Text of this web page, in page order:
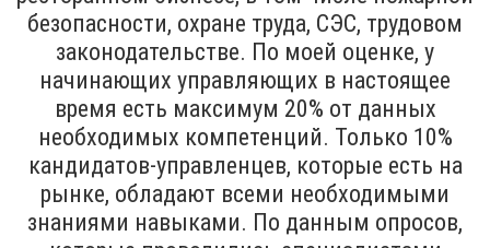
безопасности, охране труда, СЭС, трудовом
законодательстве. По моей оценке, у
начинающих управляющих в настоящее
время есть максимум 20% от данных
необходимых компетенций. Только 10%
кандидатов-управленцев, которые есть на
рынке, обладают всеми необходимыми
знаниями навыками. По данным опросов,